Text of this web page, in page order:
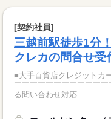
[契約社員]
三越前駅徒歩1分
クレカの問合せ受
■大手百貨店クレジットカ
￣￣￣￣￣￣￣￣￣￣￣
る問い合わせ対応...